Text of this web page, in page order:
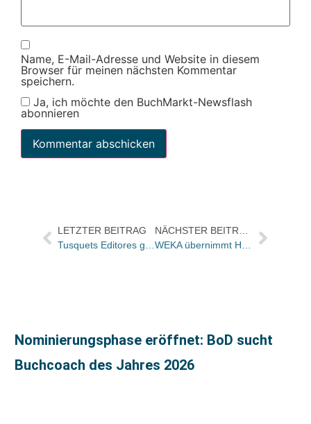
Name, E-Mail-Adresse und Website in diesem
Browser für meinen nächsten Kommentar
speichern.
Ja, ich möchte den BuchMarkt-Newsflash
abonnieren
LETZTER BEITRAG
Nominierungsphase eröffnet: BoD sucht
Buchcoach des Jahres 2026